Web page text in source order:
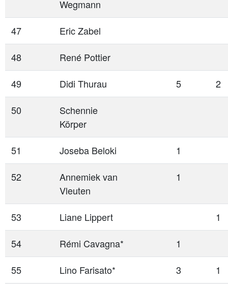
Wegmann
47
Eric Zabel
48
René Pottier
49
Didi Thurau 5
2
50
Schennie
Körper
51
Joseba Beloki
1
52
Annemiek van
Vleuten
1
53 Liane Lippert
1
54
Rémi Cavagna*
1
55
Lino Farisato* 3
1